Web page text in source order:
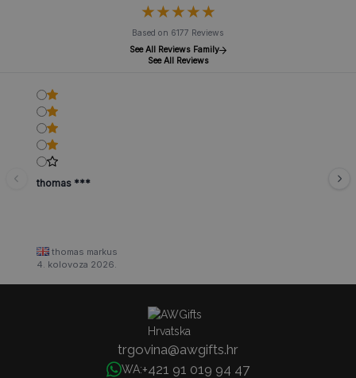
★★★★★
★★★★★
Based on 6177 Reviews
See All Reviews Family
See All Reviews
thomas ***
thomas markus
4. kolovoza 2026.
trgovina@awgifts.hr
WA:+421 91 019 94 47